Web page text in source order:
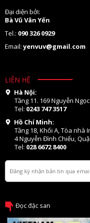
Đại diện bởi:
Bà Vũ Vân Yến
Tel.: 090 326 0929
Email:yenvuv@gmail.com
LIÊN HỆ
Hà Nội:
Tầng 11. 169 Nguyễn
Tel: 0243 747 3517
Hồ Chí Minh:
Tầng 18, Khối A, Tòa nhà
4 Nguyễn Đình Chiểu,
Tel: 028 6672 8400
Đọc đặc san